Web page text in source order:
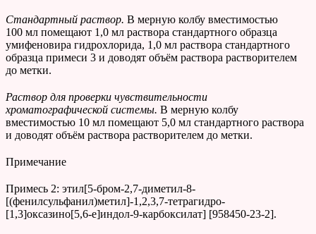
Стандартный раствор. В мерную колбу вместимостью
100 мл помещают 1,0 мл раствора стандартного образца
умифеновира гидрохлорида, 1,0 мл раствора стандартного
образца примеси 3 и доводят объём раствора растворителем
до метки.
Раствор для проверки чувствительности
хроматографической системы. В мерную колбу
вместимостью 10 мл помещают 5,0 мл стандартного раствора
и доводят объём раствора растворителем до метки.
Примечание
Примесь 2: этил[5-бром-2,7-диметил-8-
[(фенилсульфанил)метил]-1,2,3,7-тетрагидро-
[1,3]оксазино[5,6-е]индол-9-карбоксилат] [958450-23-2].